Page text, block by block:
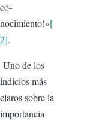
co­
nocimiento!»[
2].
Uno de los
indicios más
claros sobre la
importancia